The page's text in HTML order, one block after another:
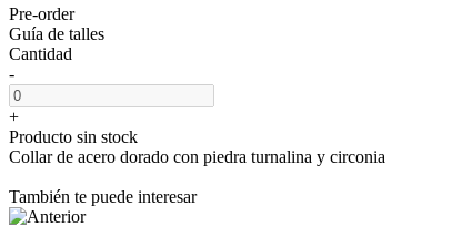
Pre-order
Guía de talles
Cantidad
-
+
Producto sin stock
Collar de acero dorado con piedra turnalina y circonia
También te puede interesar